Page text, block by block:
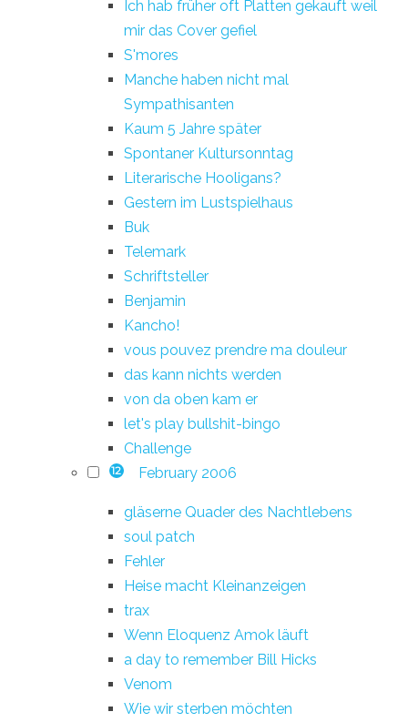
Ich hab früher oft Platten gekauft weil
mir das Cover gefiel
S'mores
Manche haben nicht mal
Sympathisanten
Kaum 5 Jahre später
Spontaner Kultursonntag
Literarische Hooligans?
Gestern im Lustspielhaus
Buk
Telemark
Schriftsteller
Benjamin
Kancho!
vous pouvez prendre ma douleur
das kann nichts werden
von da oben kam er
let's play bullshit-bingo
Challenge
12 February 2006
gläserne Quader des Nachtlebens
soul patch
Fehler
Heise macht Kleinanzeigen
trax
Wenn Eloquenz Amok läuft
a day to remember Bill Hicks
Venom
Wie wir sterben möchten